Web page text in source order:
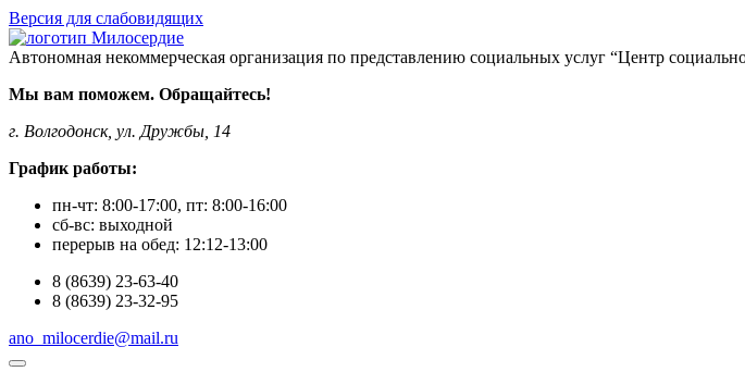
Версия для слабовидящих
Автономная некоммерческая организация по представлению социальных услуг “Центр
Мы вам поможем. Обращайтесь!
г. Волгодонск, ул. Дружбы, 14
График работы:
пн-чт: 8:00-17:00, пт: 8:00-16:00
сб-вс: выходной
перерыв на обед: 12:12-13:00
8 (8639) 23-63-40
8 (8639) 23-32-95
ano_milocerdie@mail.ru